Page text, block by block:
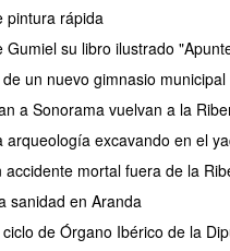
pintura rápida
su libro ilustrado
un nuevo gimnasio municipal
a Sonorama vuelvan a la
excavando en el
mortal fuera de la
sanidad en Aranda
de Órgano Ibérico de la